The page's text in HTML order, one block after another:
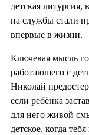
детская литургия,
на службы стали
впервые в жизни.
Ключевая мысль
работающего с
Николай
если ребёнка
для него живой
детское, когда